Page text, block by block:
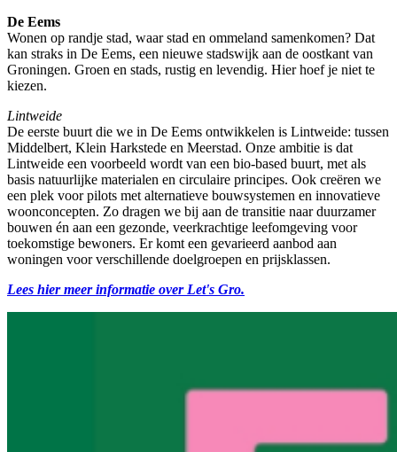
De Eems
Wonen op randje stad, waar stad en ommeland samenkomen? Dat
kan straks in De Eems, een nieuwe stadswijk aan de oostkant van
Groningen. Groen en stads, rustig en levendig. Hier hoef je niet te
kiezen.
Lintweide
De eerste buurt die we in De Eems ontwikkelen is Lintweide: tussen
Middelbert, Klein Harkstede en Meerstad. Onze ambitie is dat
Lintweide een voorbeeld wordt van een bio-based buurt, met als
basis natuurlijke materialen en circulaire principes. Ook creëren we
een plek voor pilots met alternatieve bouwsystemen en innovatieve
woonconcepten. Zo dragen we bij aan de transitie naar duurzamer
bouwen én aan een gezonde, veerkrachtige leefomgeving voor
toekomstige bewoners. Er komt een gevarieerd aanbod aan
woningen voor verschillende doelgroepen en prijsklassen.
Lees hier meer informatie over Let's Gro.